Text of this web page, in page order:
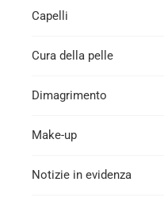
Capelli
Cura della pelle
Dimagrimento
Make-up
Notizie in evidenza